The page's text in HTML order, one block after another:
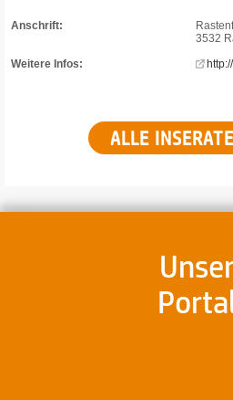
Anschrift:
3532
Weitere Infos:
ALLE